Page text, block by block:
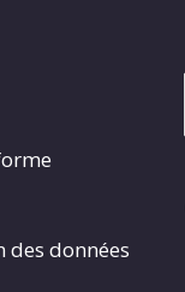
données